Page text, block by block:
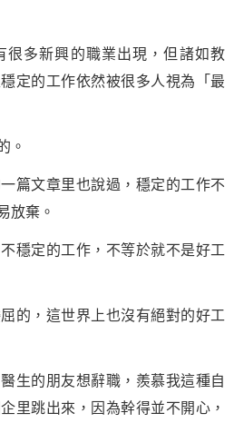
多新興的職業出現，但諸如教
定的工作依然被很多人視為「最
。
文章里也說過，穩定的工作不
放棄。
定的工作，不等於就不是好工
，這世界上也沒有絕對的好工
的朋友想辭職，羨慕我這種自
里跳出來，因為幹得並不開心，